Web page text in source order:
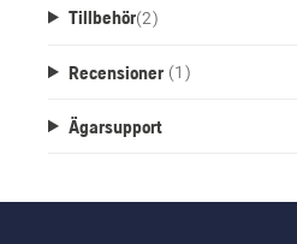
Tillbehör(2)
Recensioner (1)
Ägarsupport